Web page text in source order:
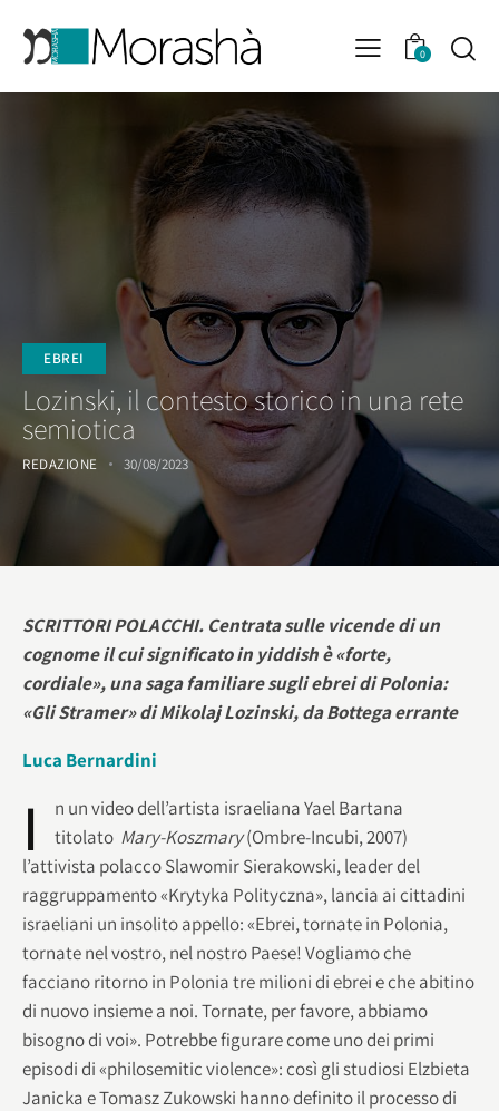
0
EBREI
Lozinski, il contesto storico in una rete
semiotica
REDAZIONE 30/08/2023
SCRITTORI POLACCHI. Centrata sulle vicende di un
cognome il cui significato in yiddish è «forte,
cordiale», una saga familiare sugli ebrei di Polonia:
«Gli Stramer» di Mikolaj Lozinski, da Bottega errante
Luca Bernardini
I
n un video dell’artista israeliana Yael Bartana
titolato Mary-Koszmary(Ombre-Incubi, 2007)
l’attivista polacco Slawomir Sierakowski, leader del
raggruppamento «Krytyka Polityczna», lancia ai cittadini
israeliani un insolito appello: «Ebrei, tornate in Polonia,
tornate nel vostro, nel nostro Paese! Vogliamo che
facciano ritorno in Polonia tre milioni di ebrei e che abitino
di nuovo insieme a noi. Tornate, per favore, abbiamo
bisogno di voi». Potrebbe figurare come uno dei primi
episodi di «philosemitic violence»: così gli studiosi Elzbieta
Janicka e Tomasz Zukowski hanno definito il processo di